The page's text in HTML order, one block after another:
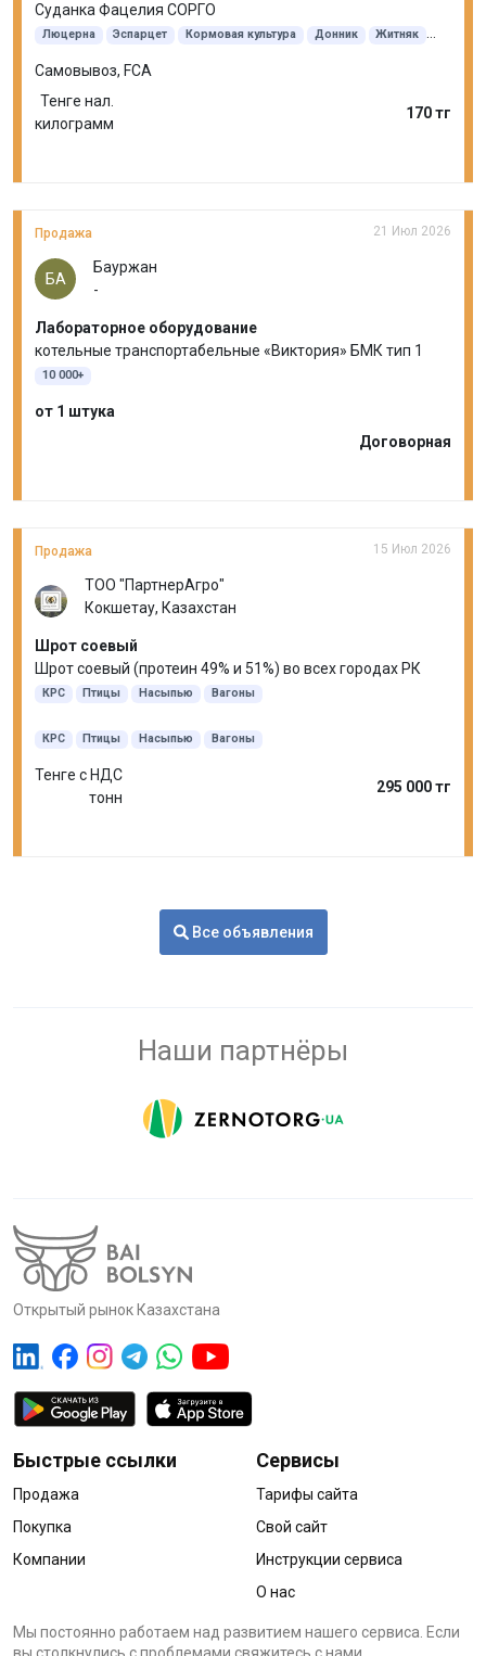
Суданка Фацелия СОРГО
Люцерна Эспарцет Кормовая культура Донник
Житняк
Самовывоз, FCA
Тенге нал.
килограмм
170 тг
Продажа 21 Июл 2026
БА
Бауржан
-
Лабораторное оборудование
котельные транспортабельные «Виктория» БМК тип 1
10 000+
от 1 штука
Договорная
Продажа 15 Июл 2026
ТОО "ПартнерАгро"
Кокшетау, Казахстан
Шрот соевый
Шрот соевый (протеин 49% и 51%) во всех городах РК
КРС Птицы Насыпью Вагоны
КРС Птицы Насыпью Вагоны
Тенге с НДС
тонн
295 000 тг
Все объявления
Наши партнёры
Открытый рынок Казахстана
Быстрые ссылки
Продажа
Покупка
Компании
Сервисы
Тарифы сайта
Свой сайт
Инструкции сервиса
О нас
Мы постоянно работаем над развитием нашего сервиса. Если